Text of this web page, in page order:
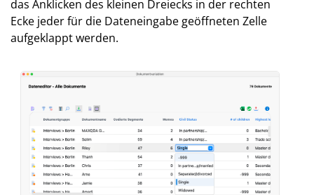
das Anklicken des kleinen Dreiecks in der rechten
Ecke jeder für die Dateneingabe geöffneten Zelle
aufgeklappt werden.